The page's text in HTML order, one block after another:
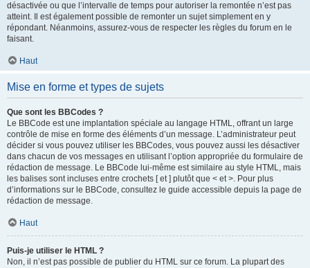
désactivée ou que l’intervalle de temps pour autoriser la remontée n’est pas
atteint. Il est également possible de remonter un sujet simplement en y
répondant. Néanmoins, assurez-vous de respecter les règles du forum en le
faisant.
Haut
Mise en forme et types de sujets
Que sont les BBCodes ?
Le BBCode est une implantation spéciale au langage HTML, offrant un large
contrôle de mise en forme des éléments d’un message. L’administrateur peut
décider si vous pouvez utiliser les BBCodes, vous pouvez aussi les désactiver
dans chacun de vos messages en utilisant l’option appropriée du formulaire de
rédaction de message. Le BBCode lui-même est similaire au style HTML, mais
les balises sont incluses entre crochets [ et ] plutôt que < et >. Pour plus
d’informations sur le BBCode, consultez le guide accessible depuis la page de
rédaction de message.
Haut
Puis-je utiliser le HTML ?
Non, il n’est pas possible de publier du HTML sur ce forum. La plupart des